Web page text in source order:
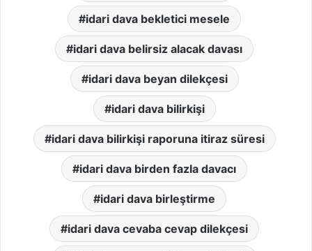
idari dava bekletici mesele
idari dava belirsiz alacak davası
idari dava beyan dilekçesi
idari dava bilirkişi
idari dava bilirkişi raporuna itiraz süresi
idari dava birden fazla davacı
idari dava birleştirme
idari dava cevaba cevap dilekçesi